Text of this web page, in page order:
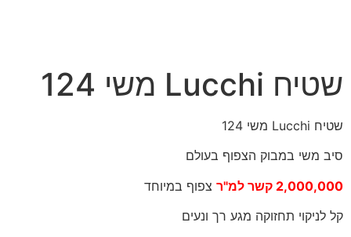
שטיח Lucchi משי 124
שטיח Lucchi משי 124
סיב משי במבוק הצפוף בעולם
2,000,000 קשר למ"ר
צפוף במיוחד
קל לניקוי תחזוקה מגע רך ונעים